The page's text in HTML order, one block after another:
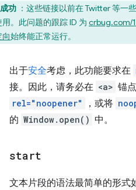
成功 ：这些链接以前在 Twitter 等一
用。此问题的跟踪 ID 为 crbug.com/
始终能正常运行。
出于安全考虑，此功能要求在
接。因此，请务必在 <a> 锚
rel="noopener" ，或将
的 Window.open() 中。
start
文本片段的语法最简单的形式